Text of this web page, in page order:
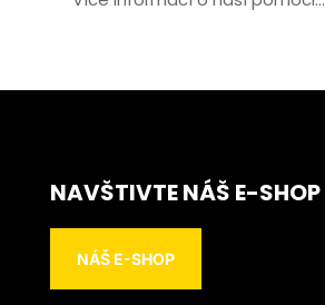
NAVŠTIVTE NÁŠ E-SHOP
NÁŠ E-SHOP